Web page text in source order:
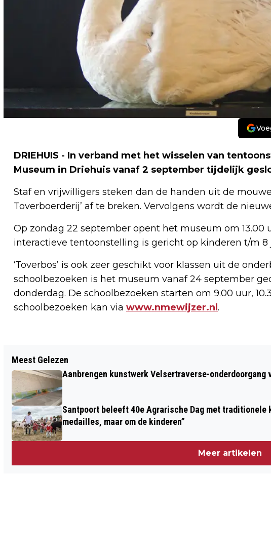
DRIEHUIS - In verband met het wisselen van
Museum in Driehuis vanaf 2 september tijdelijk
Staf en vrijwilligers steken dan de handen uit de
Toverboerderij’ af te breken. Vervolgens wordt de
Op zondag 22 september opent het museum om 13.00
interactieve tentoonstelling is gericht op kinderen t/m 8
‘Toverbos’ is ook zeer geschikt voor klassen uit de
schoolbezoeken is het museum vanaf 24 september
donderdag. De schoolbezoeken starten om 9.00 uur,
schoolbezoeken kan via www.nmewijzer.nl .
LAATSTE ZONDAGMIDDAGCONCERT BIJ
KASTEEL ASSUMBURG MET BALLADS &
BLUES BAND EN STRAATORKEST TOOS
NOG
Meest Gelezen
Aanbrengen kunstwerk Velsertraverse-onderdoorgang
Santpoort beleeft 40e Agrarische Dag met traditionele
medailles, maar om de kinderen”
Meer artikelen